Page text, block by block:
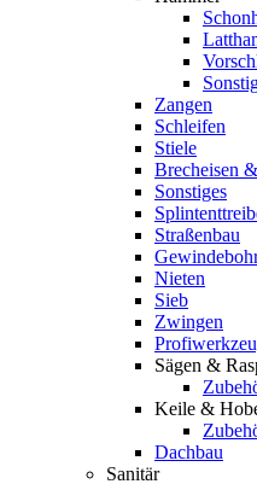
Zangen
Schleifen
Stiele
Brecheisen
Sonstiges
Straßenbau
Nieten
Sieb
Zwingen
Sägen &
Keile &
Dachbau
Sanitär